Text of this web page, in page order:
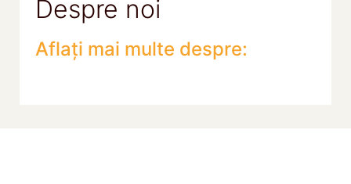
Despre noi
Aflați mai multe despre: